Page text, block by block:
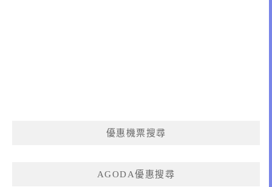
優惠機票搜尋
AGODA優惠搜尋